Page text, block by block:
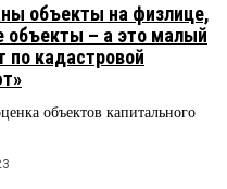
объекты на физлице,
объекты – а это малый
по кадастровой
объектов капитального